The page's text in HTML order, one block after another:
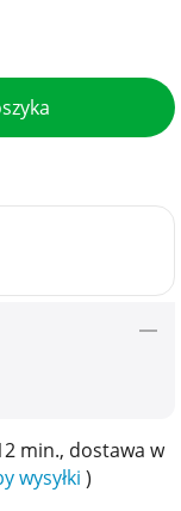
min., dostawa w​​
wysyłki )